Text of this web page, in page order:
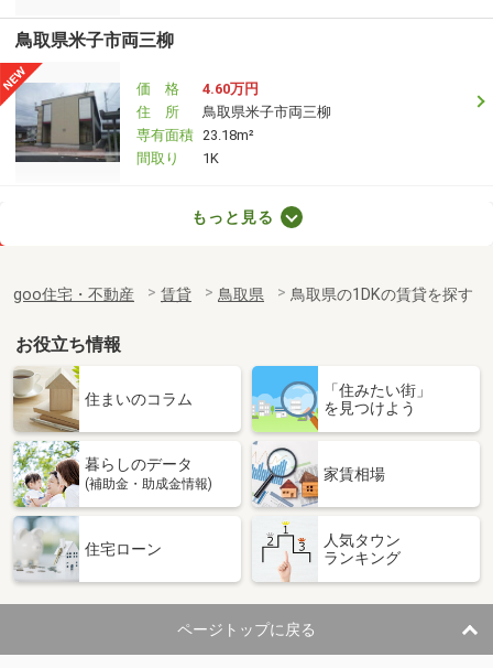
鳥取県米子市両三柳
価 格
4.60万円
住 所
鳥取県米子市両三柳
専有面積 23.18m²
間取り
1K
専有面積
23.18m²
鳥取県米子市両三柳
4.40万円
鳥取県米子市両三柳
専有面積
23.18m²
間取り
1K
鳥取県米子市淀江町佐陀
価 格
5.30万円
専有面積 58.86m²
間取り
2LDK
もっと見る
goo住宅・不動産 賃貸 鳥取県 鳥取県の1DKの賃貸を探す
お役立ち情報
住まいのコラム
「住みたい街」
を見つけよう
暮らしのデータ
(補助金・助成金情報)
家賃相場
住宅ローン
人気タウン
ランキング
ページトップに戻る